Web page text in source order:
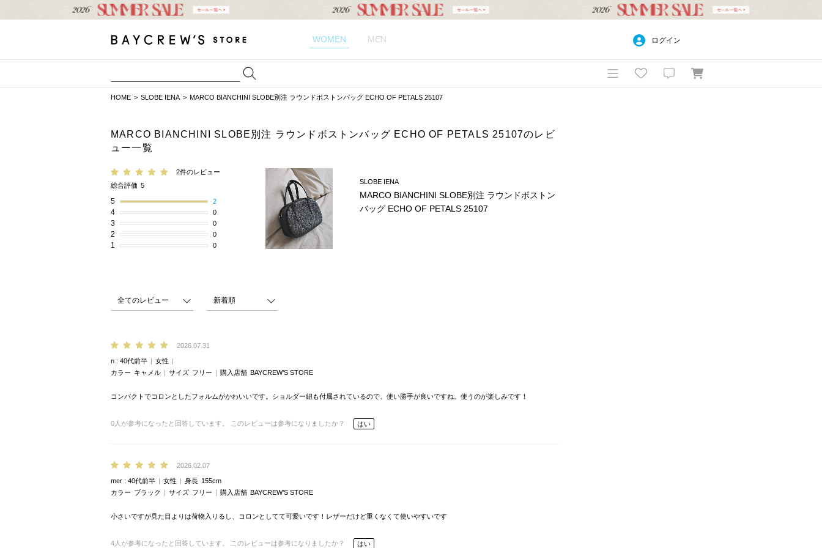
WOMEN MEN ログイン
HOME SLOBE IENA MARCO BIANCHINI SLOBE別注 ラウンドボストンバッグ ECHO OF PETALS 25107
MARCO BIANCHINI SLOBE別注 ラウンドボストンバッグ ECHO OF PETALS 25107のレビ
ュー一覧
2件のレビュー
総合評価 5
5 2
4 0
3 0
2 0
1 0
SLOBE IENA
MARCO BIANCHINI SLOBE別注 ラウンドボストン
バッグ ECHO OF PETALS 25107
2026.07.31
n 40代前半
女性
カラー キャメル サイズ フリー 購入店舗 BAYCREW’S STORE
コンパクトでコロンとしたフォルムがかわいいです。ショルダー紐も付属されているので、使い勝手が良いですね。使うのが楽しみです！
0 人が参考になったと回答しています。 このレビューは参考になりましたか？ はい
2026.02.07
mer 40代前半 女性 身長 155cm
カラー ブラック サイズ フリー 購入店舗 BAYCREW’S STORE
小さいですが見た目よりは荷物入りるし、コロンとしてて可愛いです！レザーだけど重くなくて使いやすいです
4 人が参考になったと回答しています。 このレビューは参考になりましたか？ はい